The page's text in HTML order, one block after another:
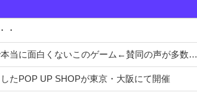
・
本当に面白くないこのゲーム←賛同の声が多数…
たPOP UP SHOPが東京・大阪にて開催